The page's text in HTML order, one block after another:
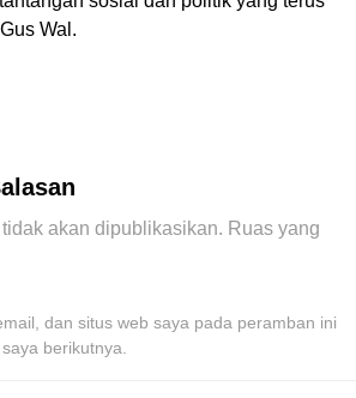
Wal.
akan dipublikasikan. Ruas yang
dan situs web saya pada peramban ini
berikutnya.